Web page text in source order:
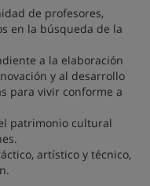
de profesores,
en la búsqueda de la
a la elaboración
y al desarrollo
para vivir conforme a
patrimonio cultural
artístico y técnico,